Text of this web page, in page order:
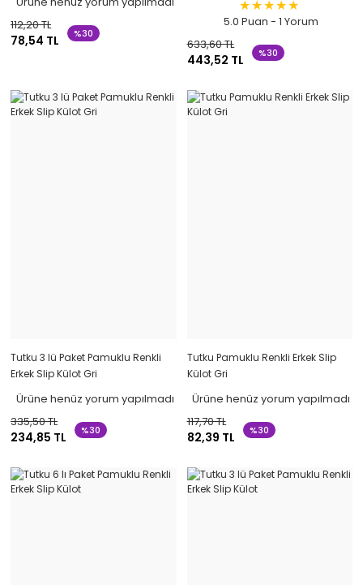
112,20 TL
78,54 TL %30
5.0 Puan - 1 Yorum
633,60 TL
443,52 TL %30
Tutku 3 lü Paket Pamuklu Renkli
Erkek Slip Külot Gri
Ürüne henüz yorum yapılmadı
335,50 TL
234,85 TL %30
Tutku Pamuklu Renkli Erkek Slip
Külot Gri
Ürüne henüz yorum yapılmadı
117,70 TL
82,39 TL %30